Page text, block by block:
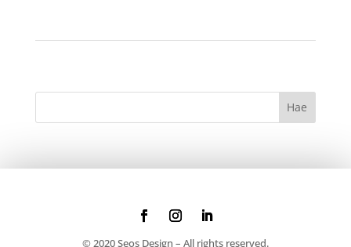
© 2020 Seos Design – All rights reserved.